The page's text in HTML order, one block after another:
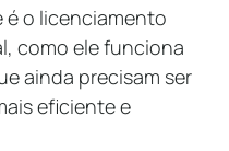
é o licenciamento
como ele funciona
ainda precisam ser
eficiente e